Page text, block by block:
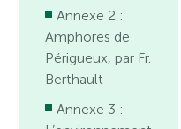
Annexe 2 :
Amphores de
Périgueux, par Fr.
Berthault
Annexe 3 :